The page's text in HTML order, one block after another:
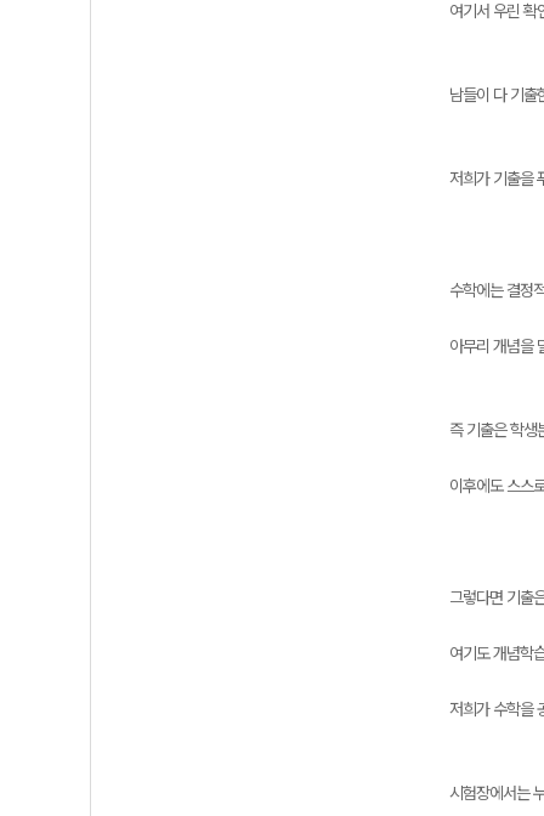
여기서 우린 확
남들이 다 기출
저희가 기출을
수학에는 결정
아무리 개념을
즉 기출은 학생
이후에도 스스
그렇다면 기출
여기도 개념학
저희가 수학을
시험장에서는